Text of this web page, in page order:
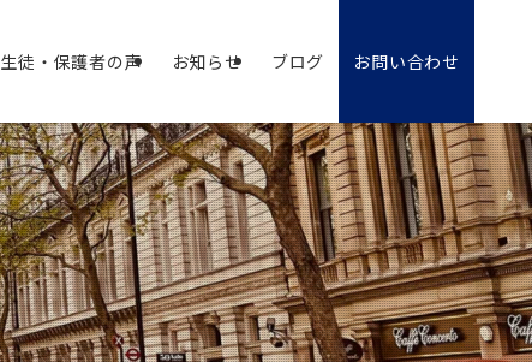
生徒・保護者の声 お知らせ ブログ お問い合わせ